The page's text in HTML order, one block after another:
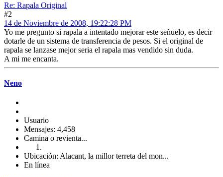
Re: Rapala Original
#2
14 de Noviembre de 2008, 19:22:28 PM
Yo me pregunto si rapala a intentado mejorar este señuelo, es decir
dotarle de un sistema de transferencia de pesos. Si el original de
rapala se lanzase mejor seria el rapala mas vendido sin duda.
A mi me encanta.
Neno
Usuario
Mensajes: 4,458
Camina o revienta...
Ubicación: Alacant, la millor terreta del mon...
En línea